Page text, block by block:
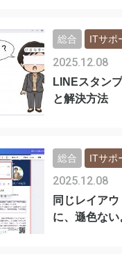
LINEスタン
と解決方法
2025.12.08
総合 ITサポ
同じレイア
に、遜色な
2025.12.08
総合 ITサポ